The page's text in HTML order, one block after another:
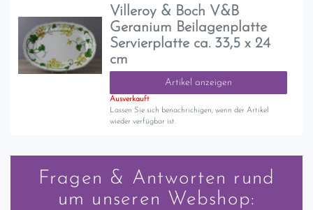
Villeroy & Boch V&B
Geranium Beilagenplatte
Servierplatte ca. 33,5 x 24
cm
Artikel anzeigen
Ausverkauft
Lassen Sie sich benachrichigen, wenn der Artikel
wieder verfügbar ist.
Fragen & Antworten rund
um unseren Webshop: